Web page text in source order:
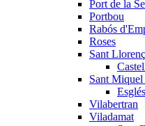
Port de la
Portbou
Rabós
Roses
Sant
Sant
Vilabertran
Viladamat